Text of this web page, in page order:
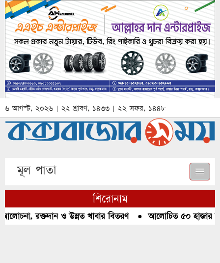
৬ আগস্ট, ২০২৬ | ২২ শ্রাবণ, ১৪৩৩ | ২২ সফর, ১৪৪৮
মূল পাতা
শিরোনাম
রক্তদান ও উন্নত খাবার বিতরণ● আলোচিত ৫০ হাজার